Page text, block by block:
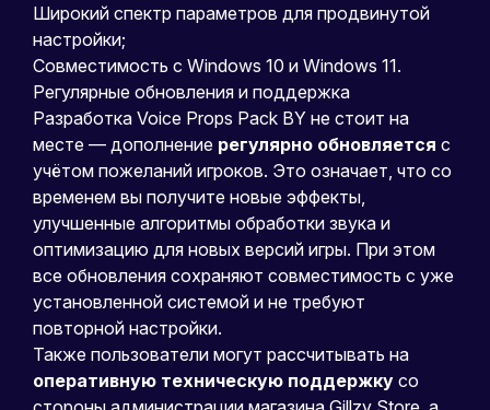
Широкий спектр параметров для продвинутой
настройки;
Совместимость с Windows 10 и Windows 11.
Регулярные обновления и поддержка
Разработка Voice Props Pack BY не стоит на
месте — дополнение регулярно обновляется с
учётом пожеланий игроков. Это означает, что со
временем вы получите новые эффекты,
улучшенные алгоритмы обработки звука и
оптимизацию для новых версий игры. При этом
все обновления сохраняют совместимость с уже
установленной системой и не требуют
повторной настройки.
Также пользователи могут рассчитывать на
оперативную техническую поддержку со